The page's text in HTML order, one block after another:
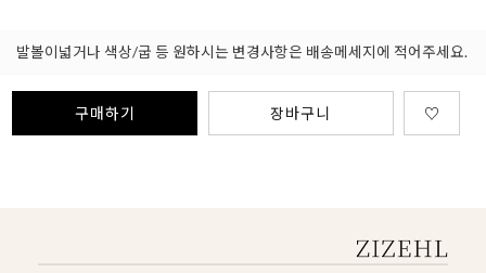
발볼이넓거나 색상/굽 등 원하시는 변경사항은 배송메세지에 적어주세요.
구매하기 장바구니 ♡